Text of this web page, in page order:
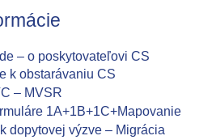
– o poskytovateľovi CS
k obstarávaniu CS
– MVSR
1A+1B+1C+Mapovanie
dopytovej výzve – Migrácia